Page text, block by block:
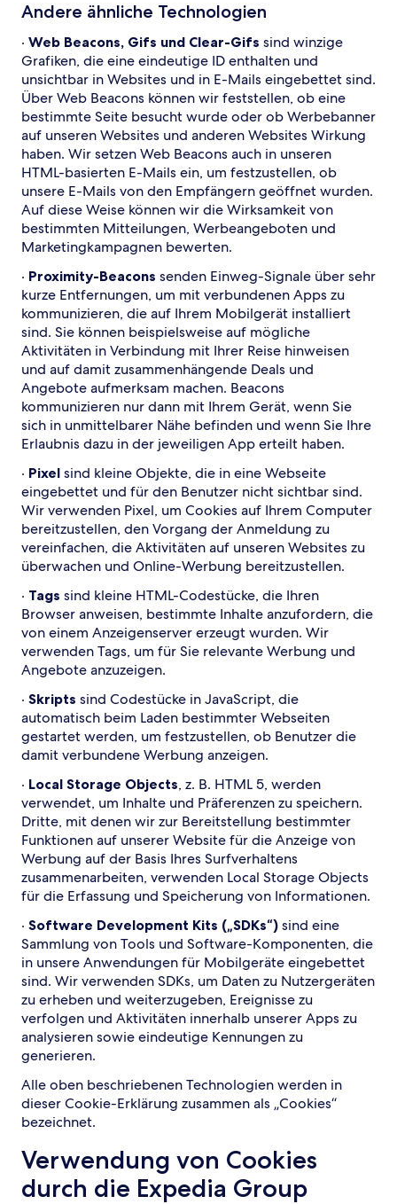
Andere ähnliche Technologien
· Web Beacons, Gifs und Clear-Gifs sind winzige
Grafiken, die eine eindeutige ID enthalten und
unsichtbar in Websites und in E-Mails eingebettet sind.
Über Web Beacons können wir feststellen, ob eine
bestimmte Seite besucht wurde oder ob Werbebanner
auf unseren Websites und anderen Websites Wirkung
haben. Wir setzen Web Beacons auch in unseren
HTML-basierten E-Mails ein, um festzustellen, ob
unsere E-Mails von den Empfängern geöffnet wurden.
Auf diese Weise können wir die Wirksamkeit von
bestimmten Mitteilungen, Werbeangeboten und
Marketingkampagnen bewerten.
· Proximity-Beacons senden Einweg-Signale über sehr
kurze Entfernungen, um mit verbundenen Apps zu
kommunizieren, die auf Ihrem Mobilgerät installiert
sind. Sie können beispielsweise auf mögliche
Aktivitäten in Verbindung mit Ihrer Reise hinweisen
und auf damit zusammenhängende Deals und
Angebote aufmerksam machen. Beacons
kommunizieren nur dann mit Ihrem Gerät, wenn Sie
sich in unmittelbarer Nähe befinden und wenn Sie Ihre
Erlaubnis dazu in der jeweiligen App erteilt haben.
· Pixel sind kleine Objekte, die in eine Webseite
eingebettet und für den Benutzer nicht sichtbar sind.
Wir verwenden Pixel, um Cookies auf Ihrem Computer
bereitzustellen, den Vorgang der Anmeldung zu
vereinfachen, die Aktivitäten auf unseren Websites zu
überwachen und Online-Werbung bereitzustellen.
· Tags sind kleine HTML-Codestücke, die Ihren
Browser anweisen, bestimmte Inhalte anzufordern, die
von einem Anzeigenserver erzeugt wurden. Wir
verwenden Tags, um für Sie relevante Werbung und
Angebote anzuzeigen.
· Skripts sind Codestücke in JavaScript, die
automatisch beim Laden bestimmter Webseiten
gestartet werden, um festzustellen, ob Benutzer die
damit verbundene Werbung anzeigen.
· Local Storage Objects, z. B. HTML 5, werden
verwendet, um Inhalte und Präferenzen zu speichern.
Dritte, mit denen wir zur Bereitstellung bestimmter
Funktionen auf unserer Website für die Anzeige von
Werbung auf der Basis Ihres Surfverhaltens
zusammenarbeiten, verwenden Local Storage Objects
für die Erfassung und Speicherung von Informationen.
· Software Development Kits („SDKs“) sind eine
Sammlung von Tools und Software-Komponenten, die
in unsere Anwendungen für Mobilgeräte eingebettet
sind. Wir verwenden SDKs, um Daten zu Nutzergeräten
zu erheben und weiterzugeben, Ereignisse zu
verfolgen und Aktivitäten innerhalb unserer Apps zu
analysieren sowie eindeutige Kennungen zu
generieren.
Alle oben beschriebenen Technologien werden in
dieser Cookie-Erklärung zusammen als „Cookies“
bezeichnet.
Verwendung von Cookies
durch die Expedia Group